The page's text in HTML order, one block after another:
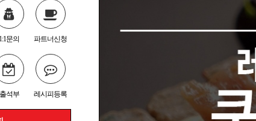
1:1문의 파트너신청
출석부 레시피등록